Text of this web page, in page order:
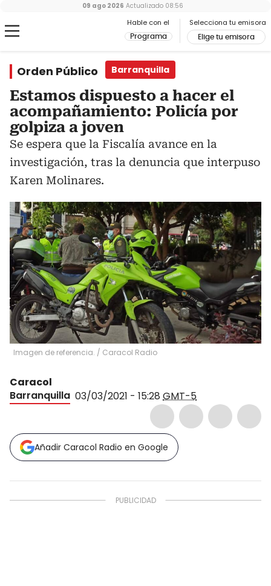
Hable con el
Programa
Selecciona tu emisora
Elige tu emisora
09 ago 2026 Actualizado 08:56
Orden Público Barranquilla
Estamos dispuesto a hacer el
acompañamiento: Policía por
golpiza a joven
Se espera que la Fiscalía avance en la
investigación, tras la denuncia que interpuso
Karen Molinares.
Imagen de referencia. / Caracol Radio
Caracol
Barranquilla 03/03/2021 - 15:28 GMT-5
Añadir Caracol Radio en Google